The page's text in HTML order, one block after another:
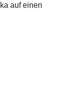
auf einen